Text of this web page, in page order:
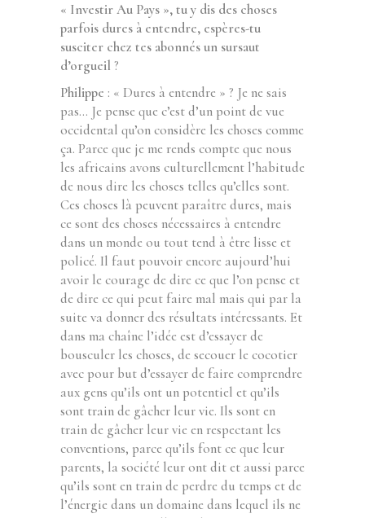
« Investir Au Pays », tu y dis des choses
parfois dures à entendre, espères-tu
susciter chez tes abonnés un sursaut
d’orgueil ?
Philippe : « Dures à entendre » ? Je ne sais
pas… Je pense que c’est d’un point de vue
occidental qu’on considère les choses comme
ça. Parce que je me rends compte que nous
les africains avons culturellement l’habitude
de nous dire les choses telles qu’elles sont.
Ces choses là peuvent paraître dures, mais
ce sont des choses nécessaires à entendre
dans un monde ou tout tend à être lisse et
policé. Il faut pouvoir encore aujourd’hui
avoir le courage de dire ce que l’on pense et
de dire ce qui peut faire mal mais qui par la
suite va donner des résultats intéressants. Et
dans ma chaîne l’idée est d’essayer de
bousculer les choses, de secouer le cocotier
avec pour but d’essayer de faire comprendre
aux gens qu’ils ont un potentiel et qu’ils
sont train de gâcher leur vie. Ils sont en
train de gâcher leur vie en respectant les
conventions, parce qu’ils font ce que leur
parents, la société leur ont dit et aussi parce
qu’ils sont en train de perdre du temps et de
l’énergie dans un domaine dans lequel ils ne